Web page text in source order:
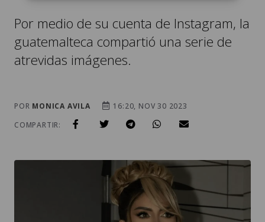
Por medio de su cuenta de Instagram, la
guatemalteca compartió una serie de
atrevidas imágenes.
POR MONICA AVILA
16:20, NOV 30 2023
COMPARTIR: